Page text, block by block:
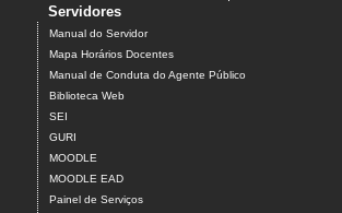
Servidores
Manual do Servidor
Mapa Horários Docentes
Manual de Conduta do Agente Público
Biblioteca Web
SEI
GURI
MOODLE
MOODLE EAD
Painel de Serviços